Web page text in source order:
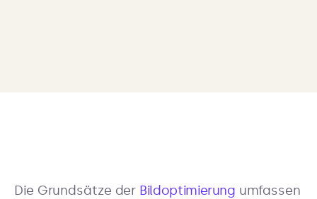
Die Grundsätze der Bildoptimierung umfassen